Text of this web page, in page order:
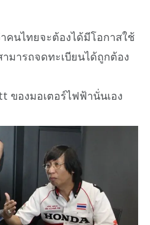
คนไทยจะต้องได้มีโอกาสใช้
มารถจดทะเบียนได้ถูกต้อง
ของมอเตอร์ไฟฟ้านั่นเอง